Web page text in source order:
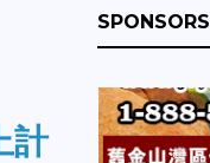
計
SPONSORS